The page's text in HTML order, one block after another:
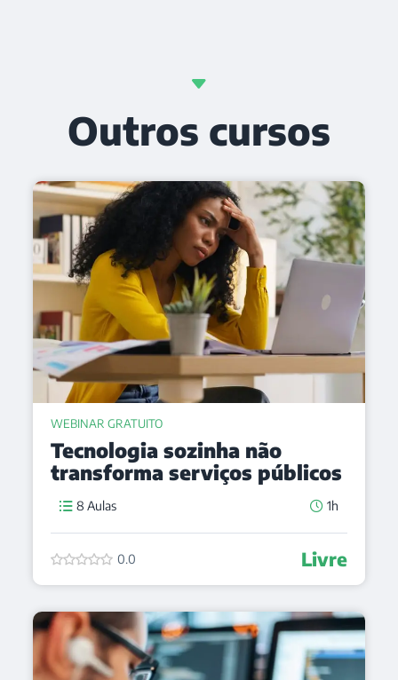
Outros cursos
WEBINAR GRATUITO
Tecnologia sozinha não
transforma serviços públicos
8 Aulas 1h
0.0 Livre